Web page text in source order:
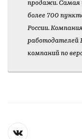
продажи. Самая
более 700
России.
работодателей
компаний по